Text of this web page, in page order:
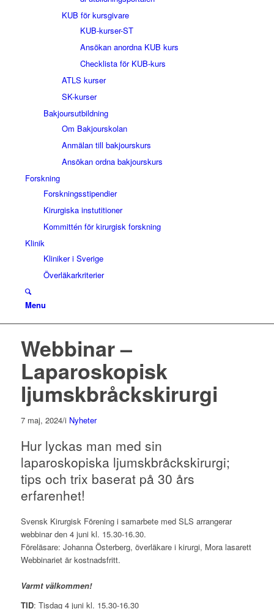
KUB för kursgivare
KUB-kurser-ST
Ansökan anordna KUB kurs
Checklista för KUB-kurs
ATLS kurser
SK-kurser
Bakjoursutbildning
Om Bakjourskolan
Anmälan till bakjourskurs
Ansökan ordna bakjourskurs
Forskning
Forskningsstipendier
Kirurgiska instutitioner
Kommittén för kirurgisk forskning
Klinik
Kliniker i Sverige
Överläkarkriterier
Menu
Webbinar –
Laparoskopisk
ljumskbråckskirurgi
7 maj, 2024/i Nyheter
Hur lyckas man med sin
laparoskopiska ljumskbråckskirurgi;
tips och trix baserat på 30 års
erfarenhet!
Svensk Kirurgisk Förening i samarbete med SLS arrangerar
webbinar den 4 juni kl. 15.30-16.30.
Föreläsare: Johanna Österberg, överläkare i kirurgi, Mora lasarett
Webbinariet är kostnadsfritt.
Varmt välkommen!
TID: Tisdag 4 juni kl. 15.30-16.30